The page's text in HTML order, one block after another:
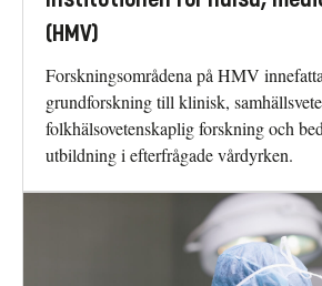
(HMV)
Forskningsområdena på HMV
grundforskning till klinisk,
folkhälsovetenskaplig forskning och
utbildning i efterfrågade vårdyrken.